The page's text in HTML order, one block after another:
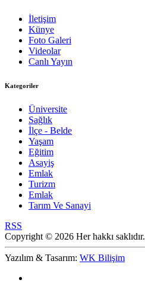
İletişim
Künye
Foto Galeri
Videolar
Canlı Yayın
Kategoriler
Üniversite
Sağlık
İlçe - Belde
Yaşam
Eğitim
Asayiş
Emlak
Turizm
Emlak
Tarım Ve Sanayi
RSS
Copyright © 2026 Her hakkı saklıdır.
Yazılım & Tasarım: WK Bilişim